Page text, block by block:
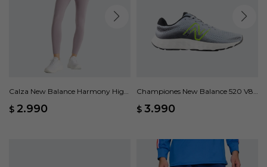
Calza New Balance Harmony High
$ 2.990
Championes New Balance 520 V8 -
$ 3.990